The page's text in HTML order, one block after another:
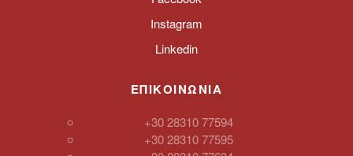
Instagram
Linkedin
ΕΠΙΚΟΙΝΩΝΙΑ
+30 28310 77594
+30 28310 77595